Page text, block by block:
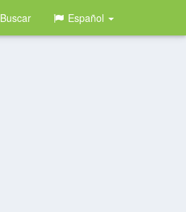
Buscar Español